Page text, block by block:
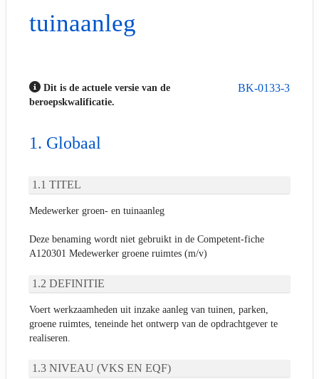
tuinaanleg
BK-0133-3
Dit is de actuele versie van de
beroepskwalificatie.
Globaal
TITEL
Medewerker groen- en tuinaanleg
Deze benaming wordt niet gebruikt in de Competent-fiche
A120301 Medewerker groene ruimtes (m/v)
DEFINITIE
Voert werkzaamheden uit inzake aanleg van tuinen, parken,
groene ruimtes, teneinde het ontwerp van de opdrachtgever te
realiseren.
NIVEAU (VKS EN EQF)